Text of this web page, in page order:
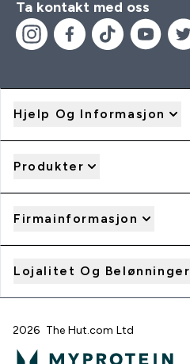
Ta kontakt med oss
Hjelp Og Informasjon
Produkter
Firmainformasjon
Lojalitet Og Belønninger
2026 The Hut.com Ltd